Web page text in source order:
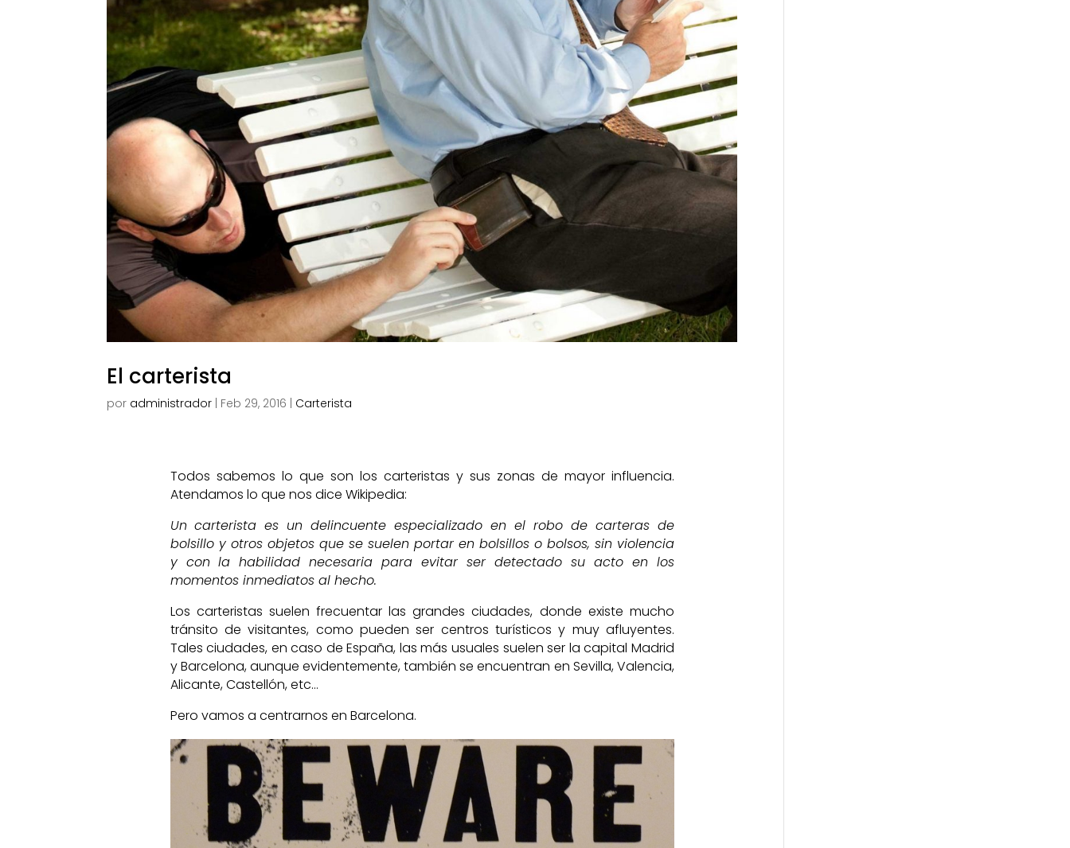
El carterista
por administrador | Feb 29, 2016 | Carterista
Todos sabemos lo que son los carteristas y sus zonas de mayor influencia.
Atendamos lo que nos dice Wikipedia:
Un carterista es un delincuente especializado en el robo de carteras de
bolsillo y otros objetos que se suelen portar en bolsillos o bolsos, sin violencia
y con la habilidad necesaria para evitar ser detectado su acto en los
momentos inmediatos al hecho.
Los carteristas suelen frecuentar las grandes ciudades, donde existe mucho
tránsito de visitantes, como pueden ser centros turísticos y muy afluyentes.
Tales ciudades, en caso de España, las más usuales suelen ser la capital Madrid
y Barcelona, aunque evidentemente, también se encuentran en Sevilla, Valencia,
Alicante, Castellón, etc…
Pero vamos a centrarnos en Barcelona.